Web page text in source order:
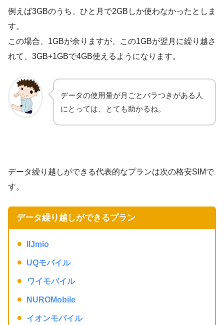
例えば3GBのうち、ひと月で2GBしか使わなかったとしま
す。
この場合、1GBが余りますが、この1GBが翌月に繰り越さ
れて、3GB+1GBで4GB使えるようになります。
データの使用量が月ごとバラつきがある人
にとっては、とても助かるね。
データ繰り越しができる代表的なプランは次の格安SIMで
す。
データ繰り越しができるプラン
IIJmio
UQモバイル
ワイモバイル
NUROMobile
イオンモバイル